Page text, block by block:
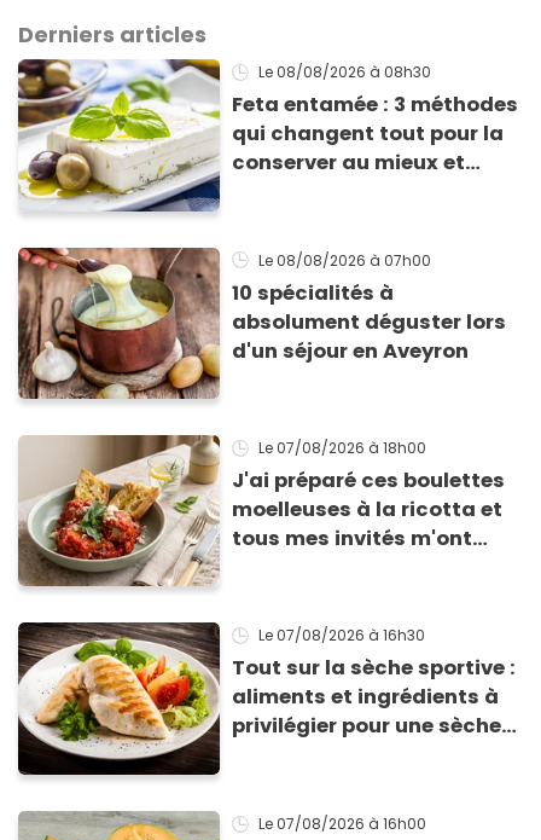
Derniers articles
Le 08/08/2026 à 08h30
Feta entamée : 3 méthodes
qui changent tout pour la
conserver au mieux et
Le 08/08/2026 à 07h00
10 spécialités à
absolument déguster lors
d'un séjour en Aveyron
Le 07/08/2026 à 18h00
J'ai préparé ces boulettes
moelleuses à la ricotta et
tous mes invités m'ont
Le 07/08/2026 à 16h30
Tout sur la sèche sportive :
aliments et ingrédients à
privilégier pour une sèche
Le 07/08/2026 à 16h00